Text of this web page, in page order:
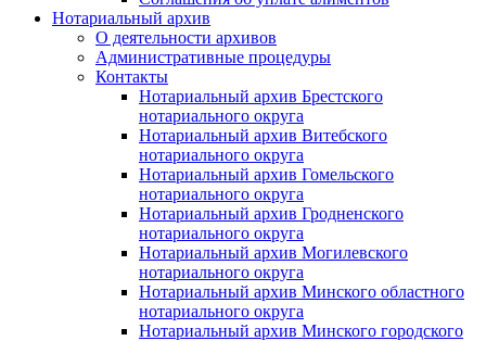
Нотариальный архив
О деятельности архивов
Административные процедуры
Контакты
Нотариальный архив Брестского
нотариального округа
Нотариальный архив Витебского
нотариального округа
Нотариальный архив Гомельского
нотариального округа
Нотариальный архив Гродненского
нотариального округа
Нотариальный архив Могилевского
нотариального округа
Нотариальный архив Минского областного
нотариального округа
Нотариальный архив Минского городского